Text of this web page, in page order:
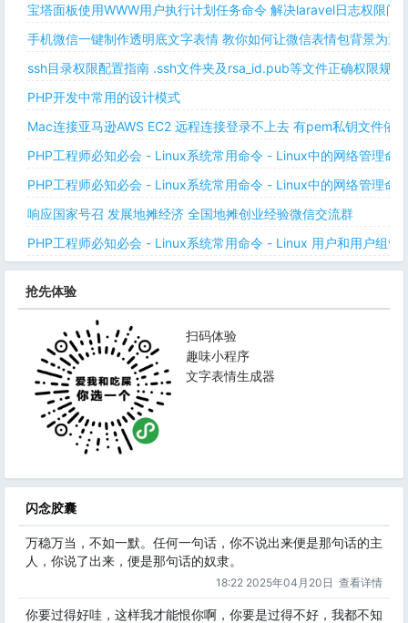
宝塔面板使用WWW用户执行计划任务命令 解决laravel日志权限问
手机微信一键制作透明底文字表情 教你如何让微信表情包背景为
ssh目录权限配置指南 .ssh文件夹及rsa_id.pub等文件正确权限规则
PHP开发中常用的设计模式
Mac连接亚马逊AWS EC2 远程连接登录不上去 有pem私钥文件依
PHP工程师必知必会 - Linux系统常用命令 - Linux中的网络管理命
PHP工程师必知必会 - Linux系统常用命令 - Linux中的网络管理命
响应国家号召 发展地摊经济 全国地摊创业经验微信交流群
PHP工程师必知必会 - Linux系统常用命令 - Linux 用户和用户组管
抢先体验
扫码体验
趣味小程序
文字表情生成器
闪念胶囊
万稳万当，不如一默。任何一句话，你不说出来便是那句话的主
人，你说了出来，便是那句话的奴隶。
18:22 2025年04月20日 查看详情
你要过得好哇，这样我才能恨你啊，你要是过得不好，我都不知